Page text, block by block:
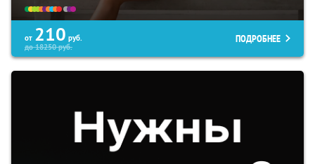
от 210 руб.
до18250руб.
ПОДРОБНЕЕ